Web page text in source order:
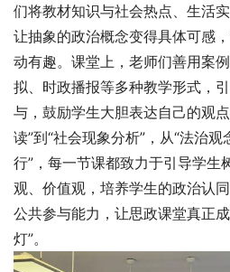
们将教材知识与社会热点、生活
让抽象的政治概念变得具体可感
动有趣。课堂上，老师们善用案
拟、时政播报等多种教学形式，
与，鼓励学生大胆表达自己的观
读”到“社会现象分析”，从“法治
行”，每一节课都致力于引导学生
观、价值观，培养学生的政治认
公共参与能力，让思政课堂真正
灯”。